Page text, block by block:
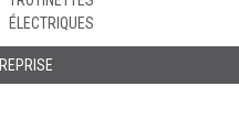
ÉLECTRIQUES
REPRISE